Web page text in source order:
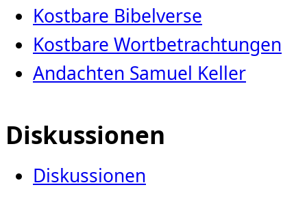
Kostbare Bibelverse
Kostbare Wortbetrachtungen
Andachten Samuel Keller
Diskussionen
Diskussionen